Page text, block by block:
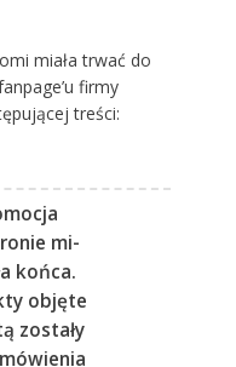
miała trwać do
firmy
treści:
mi-
końca.
objęte
zostały